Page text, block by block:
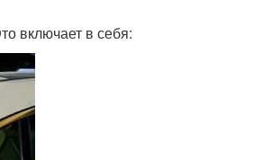
включает в себя: